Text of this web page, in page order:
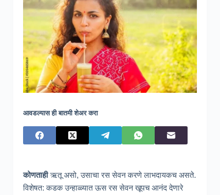
आवडल्यास ही बातमी शेअर करा
कोणताहीऋतू असो, उसाचा रस सेवन करणे लाभदायकच असते.
विशेषत: कडक उन्हाळ्यात ऊस रस सेवन खूपच आनंद देणारे